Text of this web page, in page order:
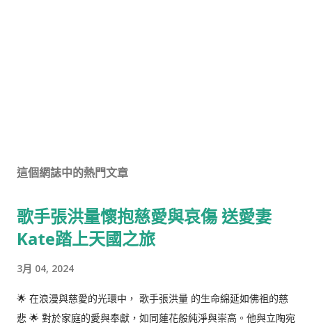
這個網誌中的熱門文章
歌手張洪量懷抱慈愛與哀傷 送愛妻
Kate踏上天國之旅
3月 04, 2024
🌟 在浪漫與慈愛的光環中， 歌手張洪量 的生命綿延如佛祖的慈
悲 🌟 對於家庭的愛與奉獻，如同蓮花般純淨與崇高。他與立陶宛